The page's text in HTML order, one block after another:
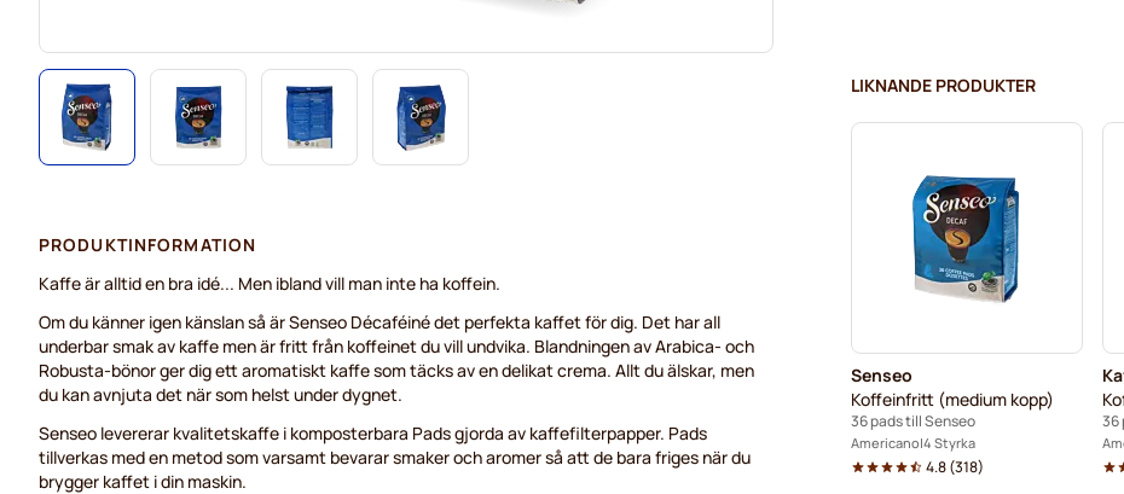
Marcilla-kaffepads för Senseo
Pads med svart kaffe till Senseo®
LIKNANDE PRODUKTER
Senseo
Koffeinfritt (medium kopp)
36 pads till Senseo
Americano 4 Styrka
4.8(318)
36
PRODUKTINFORMATION
Kaffe är alltid en bra idé... Men ibland vill man inte ha koffein.
Om du känner igen känslan så är Senseo Décaféiné det perfekta kaffet för dig. Det har all
underbar smak av kaffe men är fritt från koffeinet du vill undvika. Blandningen av Arabica- och
Robusta-bönor ger dig ett aromatiskt kaffe som täcks av en delikat crema. Allt du älskar, men
du kan avnjuta det när som helst under dygnet.
Senseo levererar kvalitetskaffe i komposterbara Pads gjorda av kaffefilterpapper. Pads
tillverkas med en metod som varsamt bevarar smaker och aromer så att de bara friges när du
brygger kaffet i din maskin.